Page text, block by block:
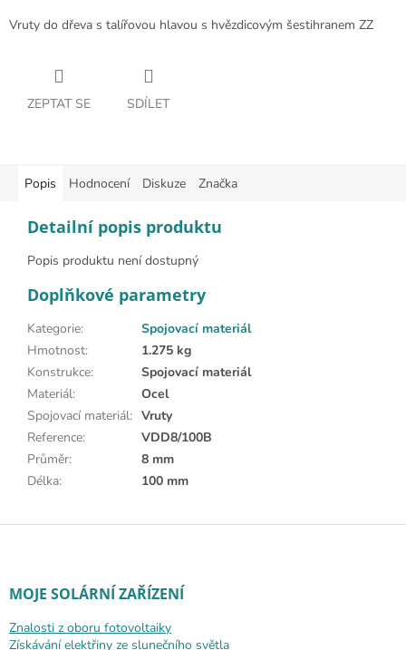
Vruty do dřeva s talířovou hlavou s hvězdicovým šestihranem ZZ
ZEPTAT SE SDÍLET
Popis Hodnocení Diskuze Značka
Detailní popis produktu
Popis produktu není dostupný
Doplňkové parametry
Kategorie:
Spojovací materiál
Hmotnost:
1.275 kg
Konstrukce:
Spojovací materiál
Materiál:
Ocel
Spojovací materiál: Vruty
Reference:
VDD8/100B
Průměr:
8 mm
Délka: 100 mm
Zápatí
MOJE SOLÁRNÍ ZAŘÍZENÍ
Znalosti z oboru fotovoltaiky
Získávání elektřiny ze slunečního světla